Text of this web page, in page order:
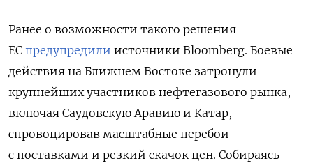
Ранее о возможности такого решения
ЕС предупредили источники Bloomberg. Боевые
действия на Ближнем Востоке затронули
крупнейших участников нефтегазового рынка,
включая Саудовскую Аравию и Катар,
спровоцировав масштабные перебои
с поставками и резкий скачок цен. Собираясь